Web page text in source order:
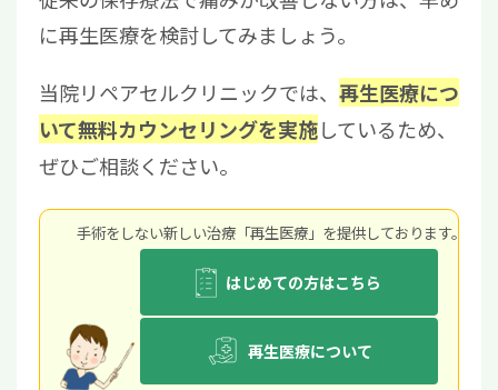
に再生医療を検討してみましょう。
当院リペアセルクリニックでは、 再生医療につ
いて無料カウンセリングを実施しているため、
ぜひご相談ください。
手術をしない新しい治療「再生医療」を提供しております。
はじめての方はこちら
再生医療について